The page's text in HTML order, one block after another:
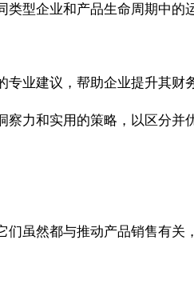
型企业和产品生命周期中的
业建议，帮助企业提升其财
力和实用的策略，以区分并
虽然都与推动产品销售有